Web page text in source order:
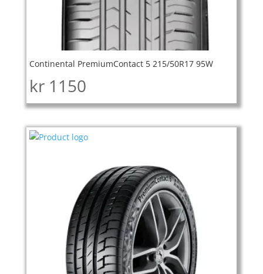
Continental PremiumContact 5 215/50R17 95W
kr 1150